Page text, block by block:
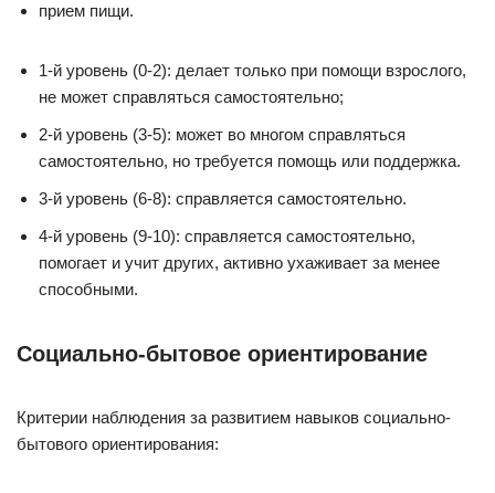
прием пищи.
1-й уровень (0-2): делает только при помощи взрослого,
не может справляться самостоятельно;
2-й уровень (3-5): может во многом справляться
самостоятельно, но требуется помощь или поддержка.
3-й уровень (6-8): справляется самостоятельно.
4-й уровень (9-10): справляется самостоятельно,
помогает и учит других, активно ухаживает за менее
способными.
Социально-бытовое ориентирование
Критерии наблюдения за развитием навыков социально-
бытового ориентирования: